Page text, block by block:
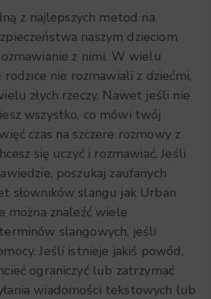
z najlepszych metod na
naszym dzieciom
z nimi. W wielu
rodzice nie rozmawiali z dziećmi,
złych rzeczy. Nawet jeśli nie
wszystko, co mówi twój
czas na szczere rozmowy z
się uczyć i rozmawiać. Jeśli
poszukaj zaufanych
słowników slangu jak Urban
można znaleźć wiele
slangowych, jeśli
Jeśli istnieje jakiś powód,
ograniczyć lub zatrzymać
wiadomości tekstowych lub